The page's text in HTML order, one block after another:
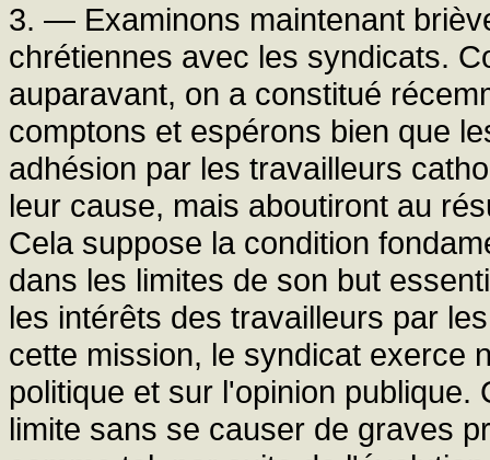
3. — Examinons maintenant
chrétiennes avec les syndicats.
auparavant, on a constitué
comptons et espérons bien que
adhésion par les travailleurs
leur cause, mais aboutiront au
Cela suppose la condition
dans les limites de son but
les intérêts des travailleurs par
cette mission, le syndicat exerce
politique et sur l'opinion
limite sans se causer de graves